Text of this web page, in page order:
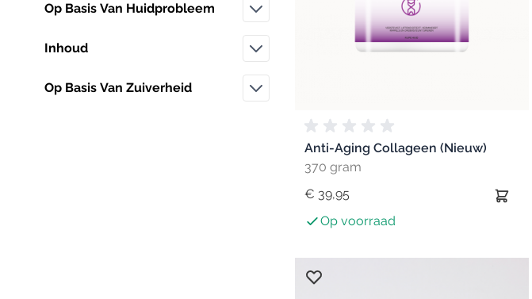
Op Basis Van Huidprobleem
Inhoud
Op Basis Van Zuiverheid
Anti-Aging Collageen (Nieuw)
370 gram
€ 39,95
Op voorraad